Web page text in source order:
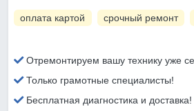
оплата картой срочный ремонт
Отремонтируем вашу технику уже
Только грамотные специалисты!
Бесплатная диагностика и доставка!